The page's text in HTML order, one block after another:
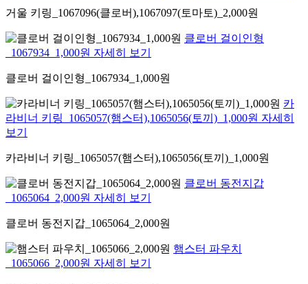
거울 키링_1067096(클로버),1067097(토마토)_2,000원
클로버 걸이인형
_1067934_1,000원 자세히 보기
클로버 걸이인형_1067934_1,000원
카
라비너 키링_1065057(햄스터),1065056(토끼)_1,000원 자세히
보기
카라비너 키링_1065057(햄스터),1065056(토끼)_1,000원
클로버 동전지갑
_1065064_2,000원 자세히 보기
클로버 동전지갑_1065064_2,000원
햄스터 파우치
_1065066_2,000원 자세히 보기